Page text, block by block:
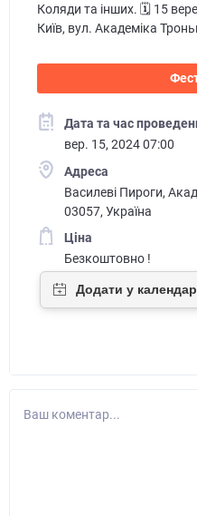
Коляди та інших. 🗓️ 15
Київ, вул. Академіка
Дата та час
вер. 15, 2024 07:00
Адреса
Василеві Пироги,
03057, Україна
Ціна
Безкоштовно !
Ваш коментар...